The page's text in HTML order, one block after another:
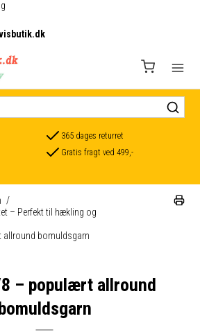
365 dages returret
Gratis fragt ved 499,-
/
– Perfekt til hækling og
bomuldsgarn
– populært allround